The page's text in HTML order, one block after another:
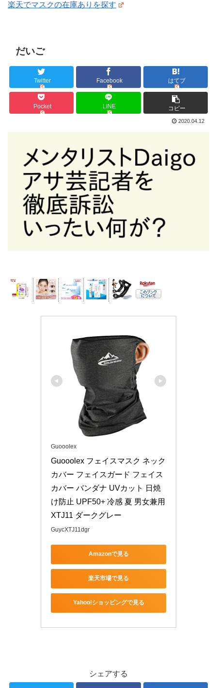
楽天でマスクの在庫ありを探す
だいご
Twitter Facebook はてブ
Pocket LINE コピー
2020.04.12
Guooolex
Guooolex フェイスマスク ネック
カバー フェイスガード フェイス
カバー バンダナ UVカット 日焼
け防止 UPF50+ 冷感 夏 男女兼用
XTJ11 ダークグレー
GuycXTJ11dgr
Amazonで見る
楽天市場で見る
Yahoo!ショッピングで見る
シェアする